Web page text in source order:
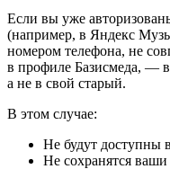
Если вы уже
(например, в Яндекс
номером телефона, не
в профиле Базисмеда, —
а не в свой старый.
В этом случае:
Не будут доступны
Не сохранятся